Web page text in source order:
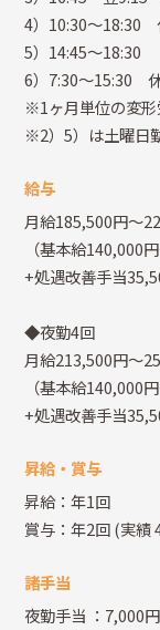
4）10:30～18:30
5）14:45～18:30
6）7:30～15:30
※1ヶ月単位の変形
※2）5）は土曜日
給与
月給185,500円～
（基本給140,000
+処遇改善手当
◆夜勤4回
月給213,500円～
（基本給140,000
+処遇改善手当
昇給・賞与
昇給：年1回
賞与：年2回(実績
諸手当
夜勤手当 ：7,000